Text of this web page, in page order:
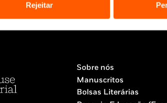
Rejeitar
Sobre nós
Manuscritos
Bolsas Literárias